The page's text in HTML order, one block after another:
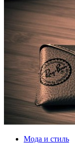
Мода и стиль